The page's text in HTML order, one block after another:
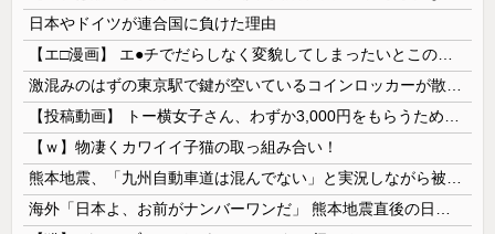
日本やドイツが連合国に負けた理由
【ｗ】物凄くカワイイ子猫の取っ組み合い！